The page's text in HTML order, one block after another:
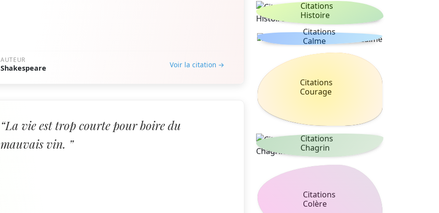
AUTEUR
Shakespeare Voir la citation →
“La vie est trop courte pour boire du
mauvais vin. ”
Citations
Histoire
Citations
Calme
Citations
Courage
Citations
Chagrin
Citations
Colère